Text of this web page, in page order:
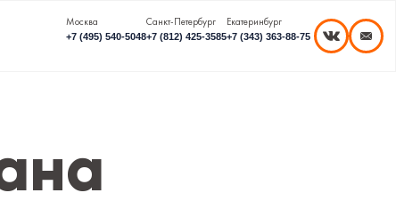
Москва
+7 (495) 540-5048
Санкт-Петербург
+7 (812) 425-3585
Екатеринбург
+7 (343) 363-88-75